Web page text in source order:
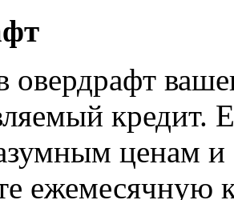
овердрафт
кредит.
ценам
ежемесячную